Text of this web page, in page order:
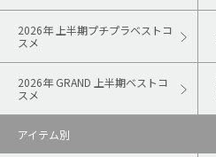
2026年 上半期プチプラベストコ
スメ
2026年 GRAND 上半期ベストコ
スメ
アイテム別